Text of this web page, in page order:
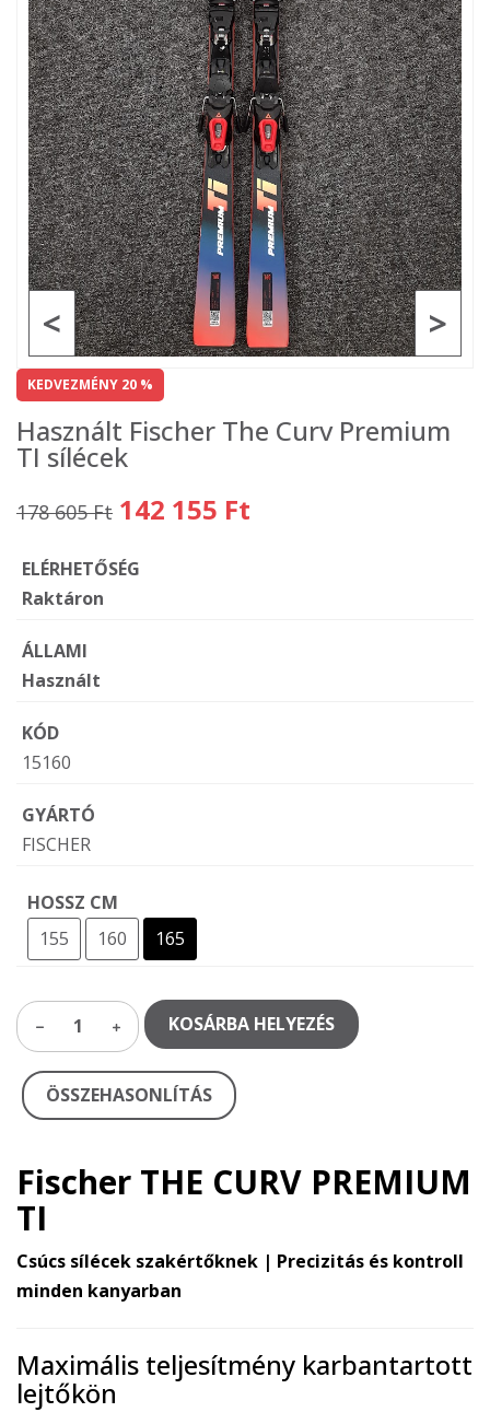
>
<
KEDVEZMÉNY 20 %
Használt Fischer The Curv Premium
TI sílécek
178 605 Ft 142 155 Ft
ELÉRHETŐSÉG
Raktáron
ÁLLAMI
Használt
KÓD
15160
GYÁRTÓ
FISCHER
HOSSZ CM
155
160 165
1 KOSÁRBA HELYEZÉS
ÖSSZEHASONLÍTÁS
Fischer THE CURV PREMIUM
TI
Csúcs sílécek szakértőknek | Precizitás és kontroll
minden kanyarban
Maximális teljesítmény karbantartott
lejtőkön